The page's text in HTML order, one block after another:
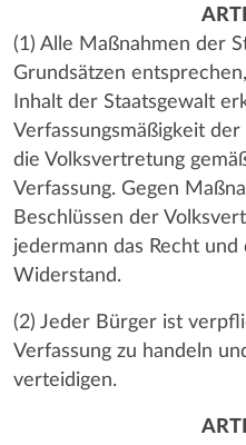
(1) Alle Maßnahmen der
Grundsätzen
Inhalt der Staatsgewalt
Verfassungsmäßigkeit
die Volksvertretung
Verfassung. Gegen
Beschlüssen der
jedermann das Recht
Widerstand.
(2) Jeder Bürger ist
Verfassung zu handeln
verteidigen.